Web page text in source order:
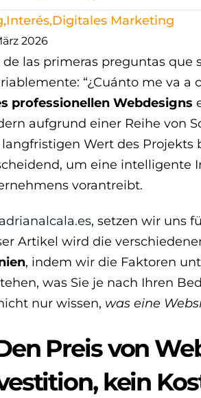
,Interés,Digitales Marketing
2026
de las primeras preguntas que
“¿Cuánto me va a
professionellen Webdesigns
aufgrund einer Reihe von
Wert des Projekts
um eine intelligente
vorantreibt.
adrianalcala.es, setzen wir uns
Artikel wird die
, indem wir die Faktoren
was Sie je nach Ihren
nur wissen, was eine
Preis von
kein